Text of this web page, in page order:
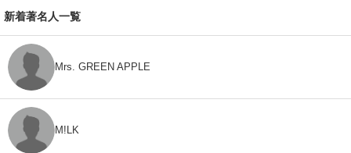
新着著名人一覧
Mrs. GREEN APPLE
M!LK